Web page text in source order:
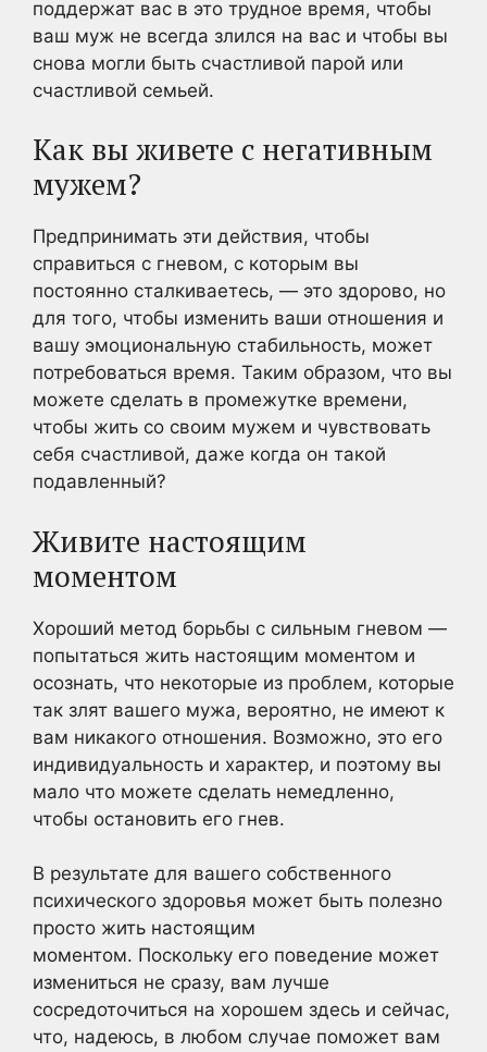
поддержат вас в это трудное время, чтобы
ваш муж не всегда злился на вас и чтобы вы
снова могли быть счастливой парой или
счастливой семьей.
Как вы живете с негативным
мужем?
Предпринимать эти действия, чтобы
справиться с гневом, с которым вы
постоянно сталкиваетесь, — это здорово, но
для того, чтобы изменить ваши отношения и
вашу эмоциональную стабильность, может
потребоваться время. Таким образом, что вы
можете сделать в промежутке времени,
чтобы жить со своим мужем и чувствовать
себя счастливой, даже когда он такой
подавленный?
Живите настоящим
моментом
Хороший метод борьбы с сильным гневом —
попытаться жить настоящим моментом и
осознать, что некоторые из проблем, которые
так злят вашего мужа, вероятно, не имеют к
вам никакого отношения. Возможно, это его
индивидуальность и характер, и поэтому вы
мало что можете сделать немедленно,
чтобы остановить его гнев.
В результате для вашего собственного
психического здоровья может быть полезно
просто жить настоящим
моментом. Поскольку его поведение может
измениться не сразу, вам лучше
сосредоточиться на хорошем здесь и сейчас,
что, надеюсь, в любом случае поможет вам